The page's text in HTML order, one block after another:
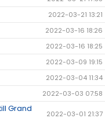
2022-03-21 13:21
2022-03-16 18:26
2022-03-16 18:25
2022-03-09 19:15
2022-03-04 11:34
2022-03-03 07:58
Grand
2022-03-01 21:37